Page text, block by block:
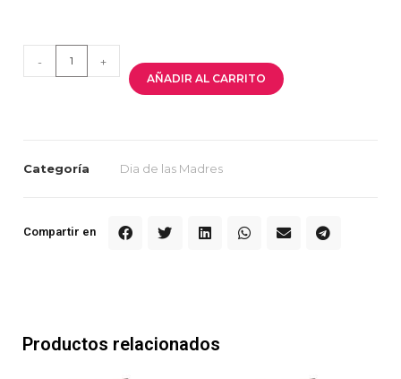
- +
AÑADIR AL CARRITO
Categoría Dia de las Madres
Compartir en
Productos relacionados